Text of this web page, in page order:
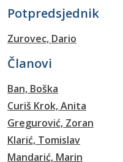
Potpredsjednik
Zurovec, Dario
Članovi
Ban, Boška
Curiš Krok, Anita
Gregurović, Zoran
Klarić, Tomislav
Mandarić, Marin